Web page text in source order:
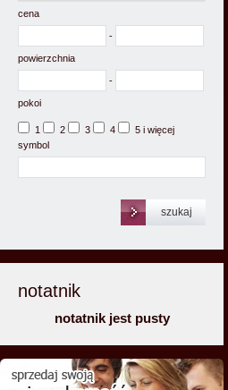
cena
-
powierzchnia
-
pokoi
1 2 3 4
5 i więcej
symbol
notatnik
notatnik jest pusty